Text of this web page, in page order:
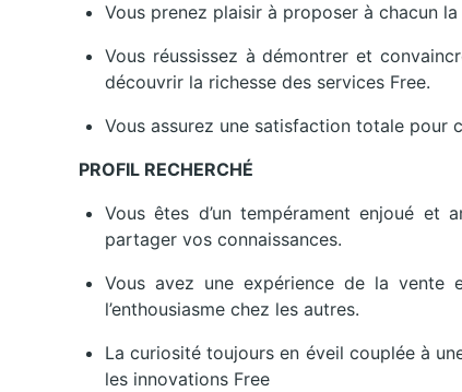
Vous prenez plaisir à proposer à chacun
Vous réussissez à démontrer et
découvrir la richesse des services Free.
Vous assurez une satisfaction totale pour
PROFIL RECHERCHÉ
Vous êtes d’un tempérament enjoué
partager vos connaissances.
Vous avez une expérience de la vente
l’enthousiasme chez les autres.
La curiosité toujours en éveil couplée à
les innovations Free